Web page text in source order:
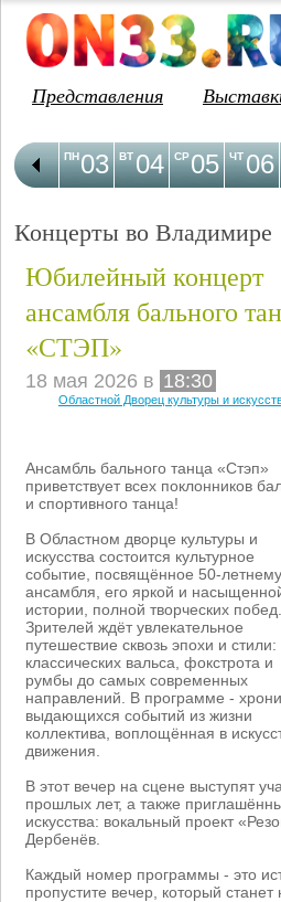
Представления
03
ПН 04
ВТ 05
СР 06
ЧТ
Концерты во Владимире
Юбилейный концерт
ансамбля бального
«СТЭП»
18 мая 2026 в 18:30
Областной Дворец культуры и
Ансамбль бального танца «Стэп»
приветствует всех поклонников
и спортивного танца!
В Областном дворце культуры и
искусства состоится культурное
событие, посвящённое 50-
ансамбля, его яркой и
истории, полной творческих побед.
Зрителей ждёт увлекательное
путешествие сквозь эпохи и стили:
классических вальса, фокстрота и
румбы до самых современных
направлений. В программе -
выдающихся событий из жизни
коллектива, воплощённая в
движения.
В этот вечер на сцене выступят
прошлых лет, а также
искусства: вокальный проект
Дербенёв.
Каждый номер программы - это
пропустите вечер, который